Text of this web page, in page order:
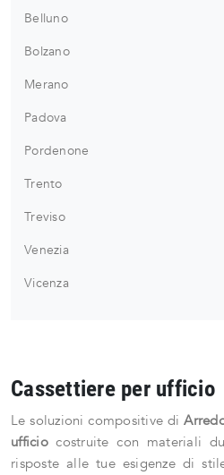
Belluno
Bolzano
Merano
Padova
Pordenone
Trento
Treviso
Venezia
Vicenza
Cassettiere per ufficio
Le soluzioni compositive di
ufficiocostruite con materiali
risposte alle tue esigenze di